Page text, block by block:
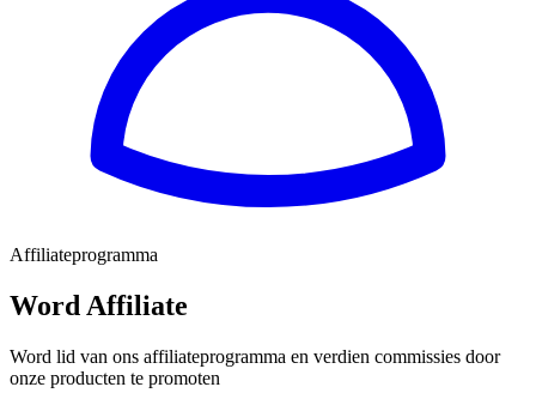
Affiliateprogramma
Word Affiliate
Word lid van ons affiliateprogramma en verdien commissies door
onze producten te promoten